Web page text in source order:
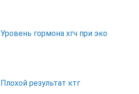
Уровень гормона хгч при эко
Плохой результат ктг